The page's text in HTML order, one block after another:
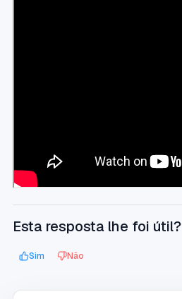
Esta resposta lhe foi útil?
Sim Não